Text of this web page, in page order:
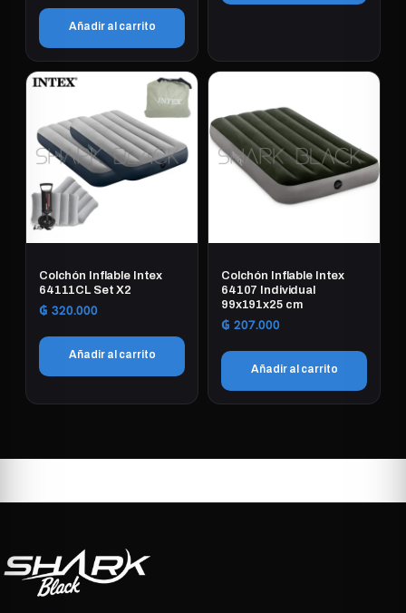
Añadir al carrito
Colchón Inflable Intex
64111CL Set X2
₲ 320.000
Añadir al carrito
Colchón Inflable Intex
64107 Individual
99x191x25 cm
₲ 207.000
Añadir al carrito